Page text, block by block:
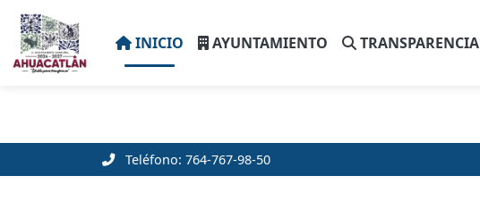
Teléfono: 764-767-98-50
INICIO AYUNTAMIENTO TRANSPARENCIA